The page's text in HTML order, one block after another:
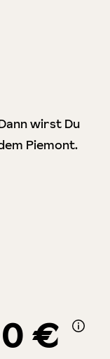
€
wirst Du
Piemont.